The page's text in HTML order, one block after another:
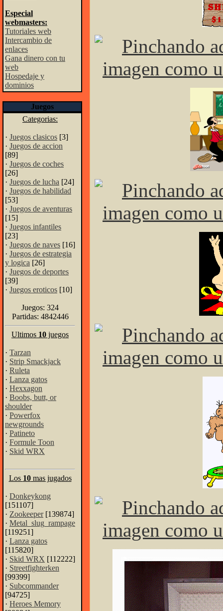
Especial
webmasters:
Tutoriales web
Intercambio de
enlaces
Gana dinero con tu
web
Hospedaje y
dominios
Juegos
Categorias:
· Juegos clasicos [3]
· Juegos de accion
[89]
· Juegos de coches
[26]
· Juegos de lucha [24]
· Juegos de habilidad
[53]
· Juegos de aventuras
[15]
· Juegos infantiles
[23]
· Juegos de naves [16]
· Juegos de estrategia
y logica [26]
· Juegos de deportes
[39]
· Juegos eroticos [10]
Juegos: 324
Partidas: 4842446
Ultimos 10 juegos
· Tarzan
· Strip Smackjack
· Ruleta
· Lanza gatos
· Hexxagon
· Boobs, butt, or
shoulder
· Powerfox
newgrounds
· Patineto
· Formule Toon
· Skid WRX
Los 10mas jugados
· Donkeykong
[151107]
· Zookeeper[139874]
· Metal_slug_rampage
[119251]
· Lanza gatos
[115820]
· Skid WRX [112222]
· Streetfighterken
[99399]
· Subcommander
[94725]
· Heroes Memory